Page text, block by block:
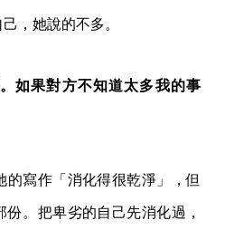
，她說的不多。
如果對方不知道太多我的事
的寫作「消化得很乾淨」，但
。把卑劣的自己先消化過，